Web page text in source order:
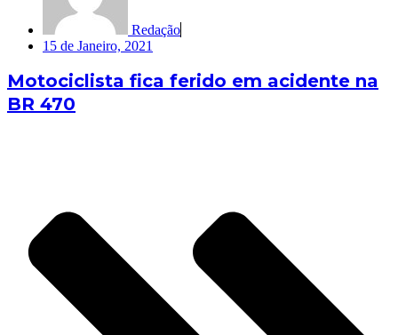
Redação
15 de Janeiro, 2021
Motociclista fica ferido em acidente na
BR 470